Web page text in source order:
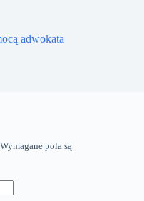
adwokata
Wymagane pola są